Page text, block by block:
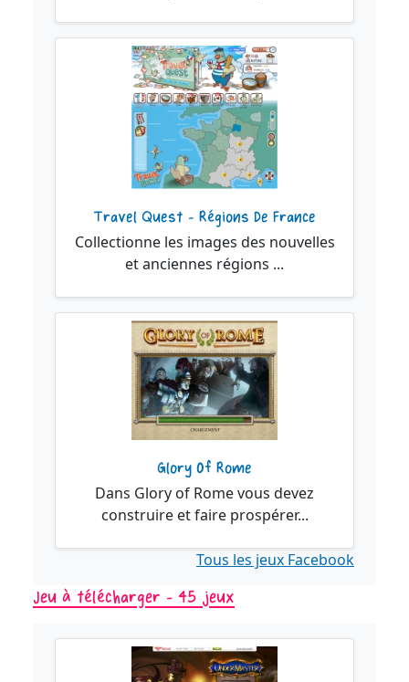
Travel Quest - Régions De France
Collectionne les images des nouvelles
et anciennes régions ...
Glory Of Rome
Dans Glory of Rome vous devez
construire et faire prospérer...
Tous les jeux Facebook
Jeu à télécharger - 45 jeux